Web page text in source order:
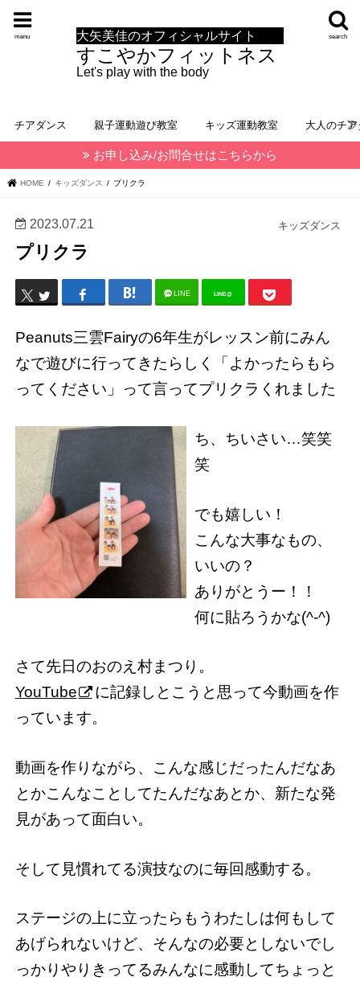
大矢美佳のオフィシャルサイト
すこやかフィットネス
Let's play with the body
search
menu
チアダンス 親子運動遊び教室 キッズ運動教室 大人のチ
お申し込み/お問合せはこちらから
HOME キッズダンス プリクラ
キッズダンス
2023.07.21
プリクラ
LINE LINE@
Peanuts三雲Fairyの6年生がレッスン前にみん
なで遊びに行ってきたらしく「よかったらもら
ってください」って言ってプリクラくれました
ち、ちいさい…笑笑
笑
でも嬉しい！
こんな大事なもの、
いいの？
ありがとうー！！
何に貼ろうかな(^-^)
さて先日のおのえ村まつり。
YouTube
に記録しとこうと思って今動画を作
っています。
動画を作りながら、こんな感じだったんだなあ
とかこんなことしてたんだなあとか、新たな発
見があって面白い。
そして見慣れてる演技なのに毎回感動する。
ステージの上に立ったらもうわたしは何もして
あげられないけど、そんなの必要としないでし
っかりやりきってるみんなに感動してちょっと